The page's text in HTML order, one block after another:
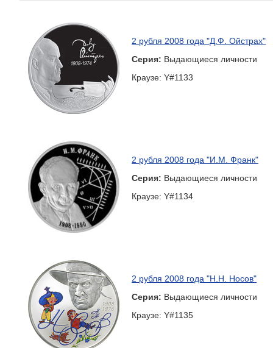
2 рубля 2008 года "Д.Ф. Ойстрах"
Серия: Выдающиеся личности
Краузе: Y#1133
2 рубля 2008 года "И.М. Франк"
Серия: Выдающиеся личности
Краузе: Y#1134
2 рубля 2008 года "Н.Н. Носов"
Серия: Выдающиеся личности
Краузе: Y#1135